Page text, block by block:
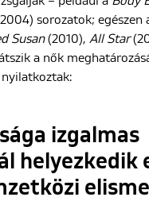
sorozatok; egészen
Susan(2010), All Star
a nők
izgalmas
helyezkedik